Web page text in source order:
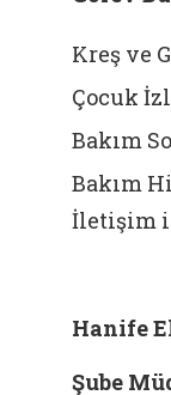
Kreş ve
Çocuk
Bakım
Bakım
İletişim
Hanife
Şube